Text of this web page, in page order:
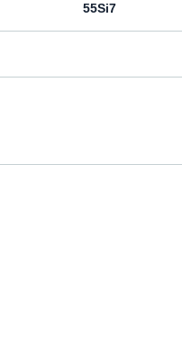
55Si7